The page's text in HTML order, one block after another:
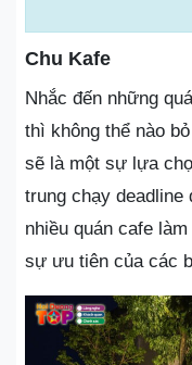
Chu Kafe
Nhắc đến những
thì không thể nào
sẽ là một sự lựa
trung chạy deadline
nhiều quán cafe
sự ưu tiên của các